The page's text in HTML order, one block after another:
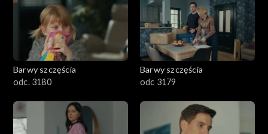
Barwy szczęścia
odc. 3180
Barwy szczęścia
odc 3179